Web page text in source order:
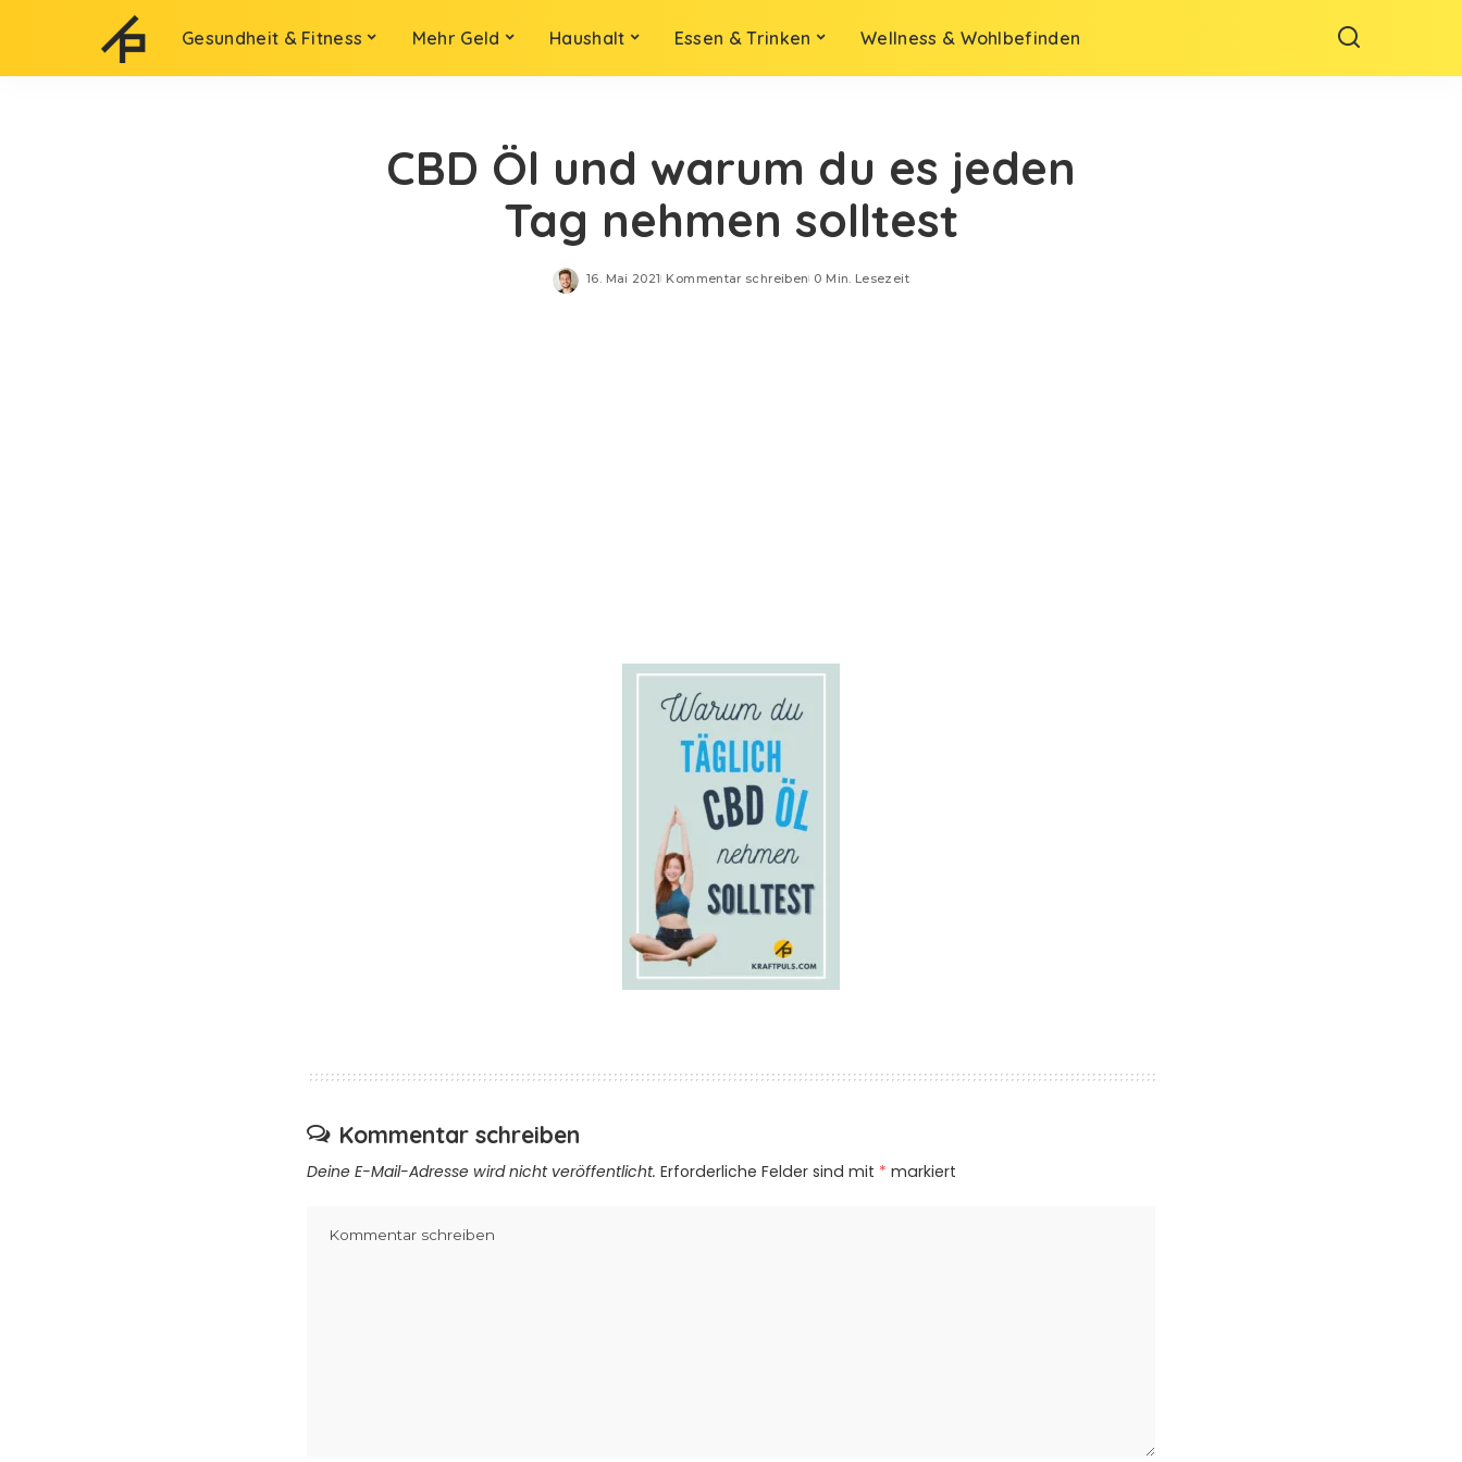
Gesundheit & Fitness Mehr Geld Haushalt Essen & Trinken Wellness & Wohlbefinden
CBD Öl und warum du es jeden
Tag nehmen solltest
16. Mai 2021 Kommentar schreiben 0 Min. Lesezeit
Kommentar schreiben
Deine E-Mail-Adresse wird nicht veröffentlicht. Erforderliche Felder sind mit * markiert